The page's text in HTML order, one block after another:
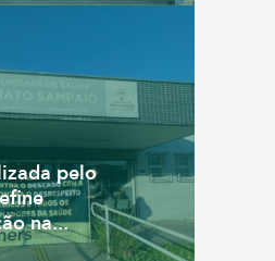
pelo
na...